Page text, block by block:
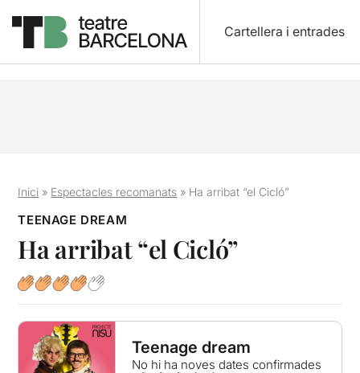
Cartellera i entrades
Inici » Espectacles recomanats » Ha arribat “el Cicló”
TEENAGE DREAM
Ha arribat “el Cicló”
Teenage dream
No hi ha noves dates confirmades